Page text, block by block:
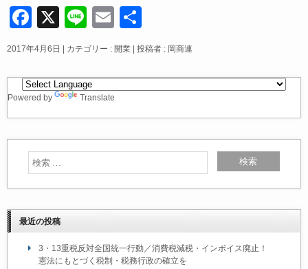
F
a
c
e
b
o
k
X
Li
n
e
E
m
ail
有
2017年4月6日 カテゴリー : 開業 投稿者 : 岡商連
Powered by Translate
最近の投稿
3・13重税反対全国統一行動／消費税減税・インボイス廃止！
憲法にもとづく税制・税務行政の確立を